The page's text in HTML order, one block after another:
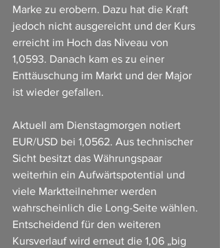
Marke zu erobern. Dazu hat die Kraft
jedoch nicht ausgereicht und der Kurs
erreicht im Hoch das Niveau von
1,0593. Danach kam es zu einer
Enttäuschung im Markt und der Major
ist wieder gefallen.
Aktuell am Dienstagmorgen notiert
EUR/USD bei 1,0562. Aus technischer
Sicht besitzt das Währungspaar
weiterhin ein Aufwärtspotential und
viele Marktteilnehmer werden
wahrscheinlich die Long-Seite wählen.
Entscheidend für den weiteren
Kursverlauf wird erneut die 1,06 „big